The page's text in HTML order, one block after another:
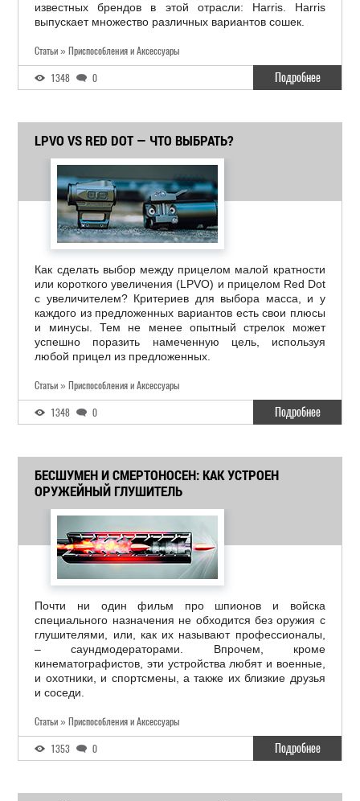
известных брендов в этой отрасли: Harris. Harris
выпускает множество различных вариантов сошек.
Статьи » Приспособления и Аксессуары
1348 0 Подробнее
LPVO VS RED DOT — ЧТО ВЫБРАТЬ?
Как сделать выбор между прицелом малой кратности
или короткого увеличения (LPVO) и прицелом Red Dot
с увеличителем? Критериев для выбора масса, и у
каждого из предложенных вариантов есть свои плюсы
и минусы. Тем не менее опытный стрелок может
успешно поразить намеченную цель, используя
любой прицел из предложенных.
Статьи » Приспособления и Аксессуары
1348 0 Подробнее
БЕСШУМЕН И СМЕРТОНОСЕН: КАК УСТРОЕН
ОРУЖЕЙНЫЙ ГЛУШИТЕЛЬ
Почти ни один фильм про шпионов и войска
специального назначения не обходится без оружия с
глушителями, или, как их называют профессионалы,
– саундмодераторами. Впрочем, кроме
кинематографистов, эти устройства любят и военные,
и охотники, и спортсмены, а также их близкие друзья
и соседи.
Статьи » Приспособления и Аксессуары
1353 0 Подробнее